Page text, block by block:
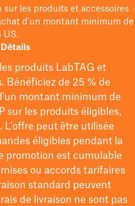
les produits et accessoires
d'un montant minimum de
US.
produits LabTAG et
Bénéficiez de 25 % de
montant minimum de
sur les produits éligibles,
. L'offre peut être utilisée
éligibles pendant la
promotion est cumulable
ou accords tarifaires
standard peuvent
de livraison ne sont pas